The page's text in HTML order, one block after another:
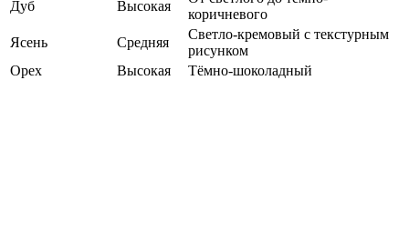
Дуб Высокая
коричневого
Ясень
Средняя
Светло-кремовый с текстурным
рисунком
Орех
Высокая Тёмно-шоколадный